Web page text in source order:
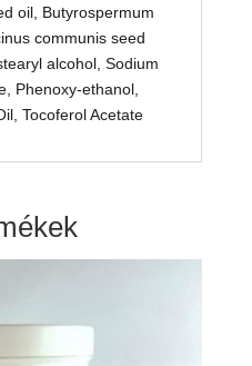
oil, Butyrospermum
communis seed
alcohol, Sodium
Phenoxy-ethanol,
Tocoferol Acetate